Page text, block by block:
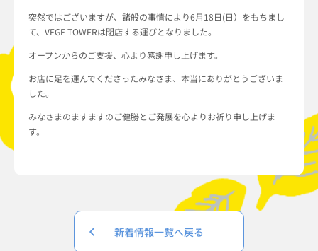
突然ではございますが、諸般の事情により6月18日(日）をもちまし
て、VEGE TOWERは閉店する運びとなりました。
オープンからのご支援、心より感謝申し上げます。
お店に足を運んでくださったみなさま、本当にありがとうございま
した。
みなさまのますますのご健勝とご発展を心よりお祈り申し上げま
す。
新着情報一覧へ戻る